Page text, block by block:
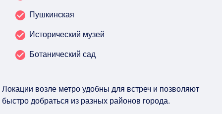
Пушкинская
Исторический музей
Ботанический сад
Локации возле метро удобны для встреч и позволяют
быстро добраться из разных районов города.